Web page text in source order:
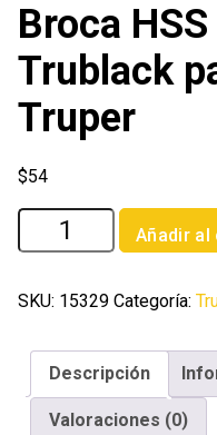
Broca
Trublack
Truper
$54
Broca
HSS
Trublack
metal
Truper
cantidad
Añadir al
SKU: 15329 Categoría:
Descripción
Valoraciones (0)